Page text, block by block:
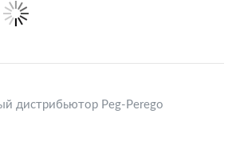
дистрибьютор Peg-Perego